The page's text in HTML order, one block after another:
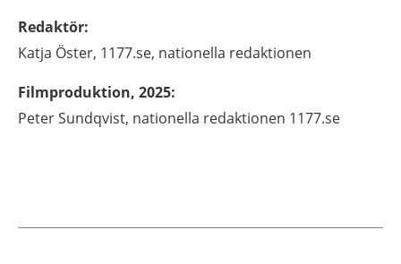
Redaktör:
Katja Öster, 1177.se, nationella redaktionen
Filmproduktion, 2025:
Peter Sundqvist, nationella redaktionen 1177.se